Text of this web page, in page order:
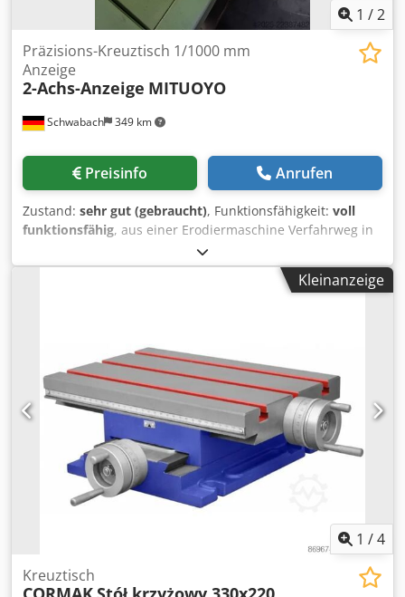
1 /2
Schwabach 349 km
Präzisions-Kreuztisch 1/1000 mm
Anzeige
2-Achs-Anzeige MITUOYO
Preisinfo Anrufen
Zustand: sehr gut (gebraucht), Funktionsfähigkeit: voll
funktionsfähig, aus einer Erodiermaschine Verfahrweg in
X : 220 mm Verfahrweg in Y : 160 mm Mitutoyo 2-Achs-
Digitalanzeige mit Anzeigegenauigkeit von 1/1000 mm .
Unterbau ohne Bewertung Dkodpfx Aoznh E Iekber .Kleinanzeige
1 /4
Kreuztisch